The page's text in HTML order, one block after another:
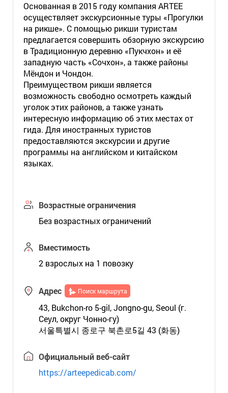
Основанная в 2015 году компания ARTEE
осуществляет экскурсионные туры «Прогулки
на рикше». С помощью рикши туристам
предлагается совершить обзорную экскурсию
в Традиционную деревню «Пукчхон» и её
западную часть «Сочхон», а также районы
Мёндон и Чондон.
Преимуществом рикши является
возможность свободно осмотреть каждый
уголок этих районов, а также узнать
интересную информацию об этих местах от
гида. Для иностранных туристов
предоставляются экскурсии и другие
программы на английском и китайском
языках.
Возрастные ограничения
Без возрастных ограничений
Вместимость
2 взрослых на 1 повозку
Адрес Поиск маршрута
43, Bukchon-ro 5-gil, Jongno-gu, Seoul (г.
Сеул, округ Чонно-гу)
서울특별시 종로구 북촌로5길 43 (화동)
Официальный веб-сайт
https://arteepedicab.com/